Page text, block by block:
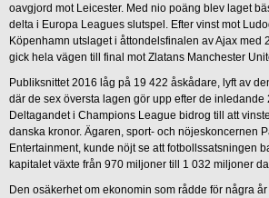
oavgjord mot Leicester. Med nio poäng blev laget
delta i Europa Leagues slutspel. Efter vinst mot
Köpenhamn utslaget i åttondelsfinalen av Ajax med
gick hela vägen till final mot Zlatans Manchester
Publiksnittet 2016 låg på 19 422 åskådare, lyft av
där de sex översta lagen gör upp efter de inledande
Deltagandet i Champions League bidrog till att
danska kronor. Ägaren, sport- och nöjeskoncernen
Entertainment, kunde nöjt se att fotbollssatsningen
kapitalet växte från 970 miljoner till 1 032 miljoner
Den osäkerhet om ekonomin som rådde för några år